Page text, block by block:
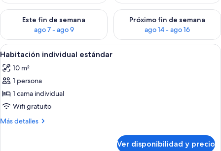
Este fin de semana
ago 7 - ago 9
Consulta la disponibilidad para este fin de semana ago 7 -
Próximo fin de semana
ago 14 - ago 16
Consulta la disponibilidad
Ver
todas
las
fotos
de
Habitación
individual
Escritorio, cortinas blackout, wifi
2
Habitación individual estándar
10 m²
1 persona
1 cama individual
Wifi gratuito
Más detalles
Más
Ver disponibilidad y precio